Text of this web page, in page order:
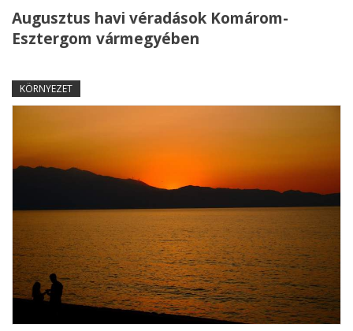
Augusztus havi véradások Komárom-
Esztergom vármegyében
KÖRNYEZET